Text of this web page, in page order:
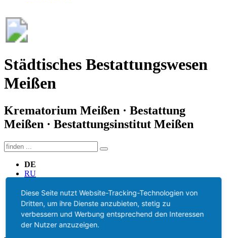
Städtisches Bestattungswesen
Meißen
Krematorium Meißen · Bestattung
Meißen · Bestattungsinstitut Meißen
DE
RU
Start
Hinterbliebene
Benötigte Unterlagen
Diese Seite nutzt Website-Tracking-Technologien von
Dritten, um ihre Dienste anzubieten, stetig zu
verbessern und Werbung entsprechend den Interessen
der Nutzer anzuzeigen.